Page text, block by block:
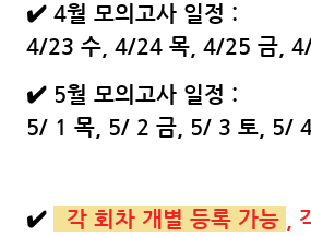
✔️ 4월 모의고사 일정 :
4/23 수, 4/24 목, 4/25 금,
✔️ 5월 모의고사 일정 :
5/ 1 목, 5/ 2 금, 5/ 3 토, 5/
✔️ 각 회차 개별 등록 가능
,